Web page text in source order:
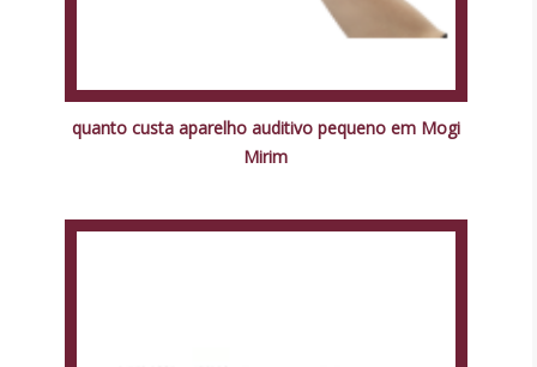
quanto custa aparelho auditivo pequeno em Mogi
Mirim